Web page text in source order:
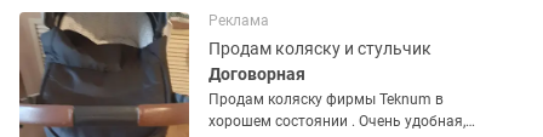
Реклама
Продам коляску и стульчик
Договорная
Продам коляску фирмы Teknum в
хорошем состоянии . Очень удобная,